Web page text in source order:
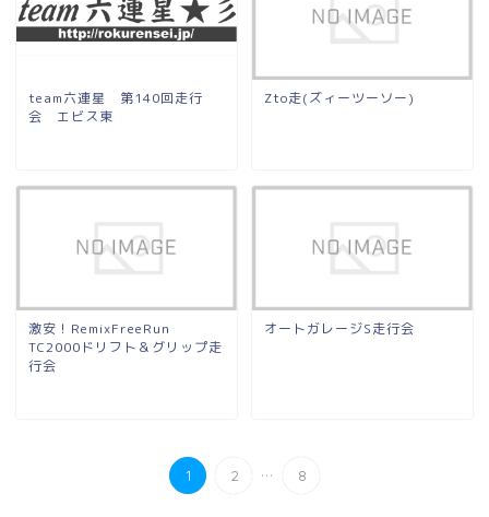
team六連星 第140回走行
会 エビス東
Zto走(ズィーツーソー)
激安！RemixFreeRun
TC2000ドリフト＆グリップ走
行会
オートガレージS走行会
1 2 ... 8